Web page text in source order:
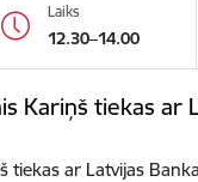
Laiks
12.30–14.00
Kariņš tiekas ar
tiekas ar Latvijas